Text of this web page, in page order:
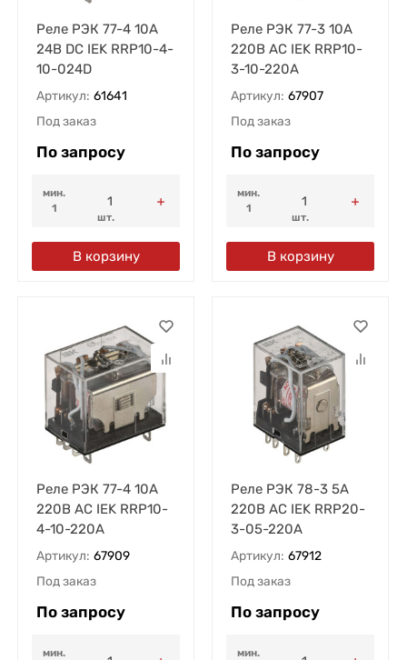
Реле РЭК 77-4 10А
24В DC IEK RRP10-4-
10-024D
Артикул: 61641
Под заказ
По запросу
мин.
1
шт.
В корзину
Реле РЭК 77-3 10А
220В AC IEK RRP10-
3-10-220A
Артикул: 67907
Под заказ
По запросу
мин.
1
шт.
В корзину
Реле РЭК 77-4 10А
220В AC IEK RRP10-
4-10-220A
Артикул: 67909
Под заказ
По запросу
мин.
Реле РЭК 78-3 5А
220В AC IEK RRP20-
3-05-220A
Артикул: 67912
Под заказ
По запросу
мин.